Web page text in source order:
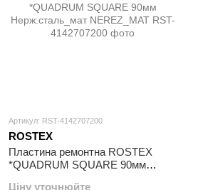
Артикул: RST-4142707200
ROSTEX
Пластина ремонтна ROSTEX
*QUADRUM SQUARE 90мм
Ціну уточнюйте